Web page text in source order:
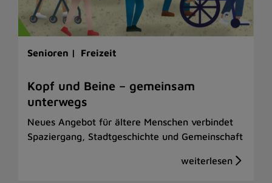
Senioren | Freizeit
Kopf und Beine – gemeinsam
unterwegs
Neues Angebot für ältere Menschen verbindet
Spaziergang, Stadtgeschichte und Gemeinschaft